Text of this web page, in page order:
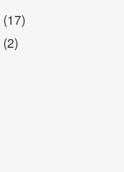
(17)
(2)